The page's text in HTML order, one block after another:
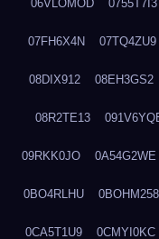
06VLOMOD 0755T7I3
07FH6X4N 07TQ4ZU9
08DIX912 08EH3GS2
08R2TE13
09RKK0JO 0A54G2WE
0BO4RLHU 0BOHM258
0CA5T1U9 0CMYI0KC